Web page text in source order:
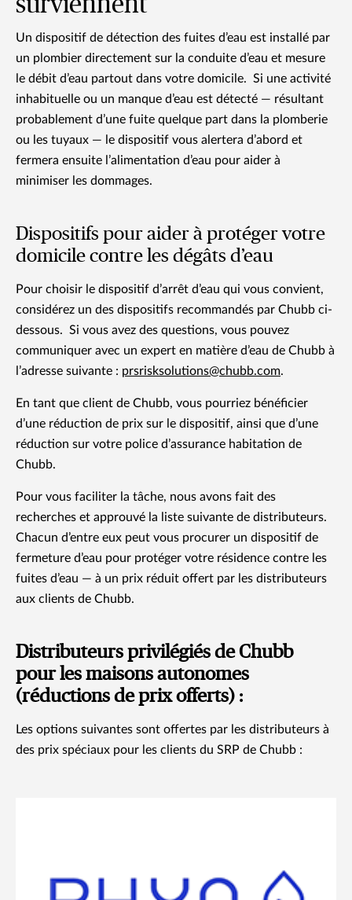
Un dispositif de détection des fuites d’eau est installé par
un plombier directement sur la conduite d’eau et mesure
le débit d’eau partout dans votre domicile. Si une activité
inhabituelle ou un manque d’eau est détecté — résultant
probablement d’une fuite quelque part dans la plomberie
ou les tuyaux — le dispositif vous alertera d’abord et
fermera ensuite l’alimentation d’eau pour aider à
minimiser les dommages.
Dispositifs pour aider à protéger votre
domicile contre les dégâts d’eau
Pour choisir le dispositif d’arrêt d’eau qui vous convient,
considérez un des dispositifs recommandés par Chubb ci-
dessous. Si vous avez des questions, vous pouvez
communiquer avec un expert en matière d’eau de Chubb à
l’adresse suivante : prsrisksolutions@chubb.com.
En tant que client de Chubb, vous pourriez bénéficier
d’une réduction de prix sur le dispositif, ainsi que d’une
réduction sur votre police d’assurance habitation de
Chubb.
Pour vous faciliter la tâche, nous avons fait des
recherches et approuvé la liste suivante de distributeurs.
Chacun d’entre eux peut vous procurer un dispositif de
fermeture d’eau pour protéger votre résidence contre les
fuites d’eau — à un prix réduit offert par les distributeurs
aux clients de Chubb.
Distributeurs privilégiés de Chubb
pour les maisons autonomes
(réductions de prix offerts) :
Les options suivantes sont offertes par les distributeurs à
des prix spéciaux pour les clients du SRP de Chubb :